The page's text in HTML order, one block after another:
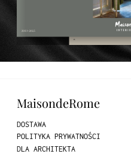
MaisondeRome
DOSTAWA
POLITYKA PRYWATNOŚCI
DLA ARCHITEKTA